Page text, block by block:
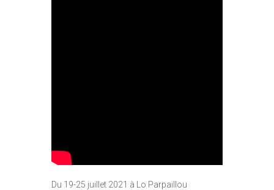
Du 19-25 juillet 2021 à Lo Parpaillou